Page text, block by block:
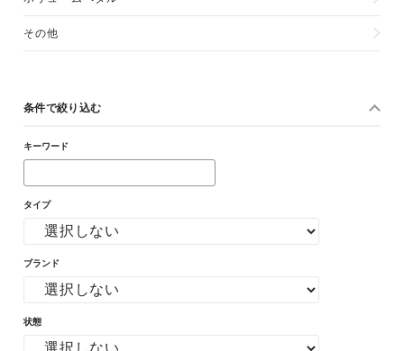
その他
条件で絞り込む
キーワード
タイプ
ブランド
状態